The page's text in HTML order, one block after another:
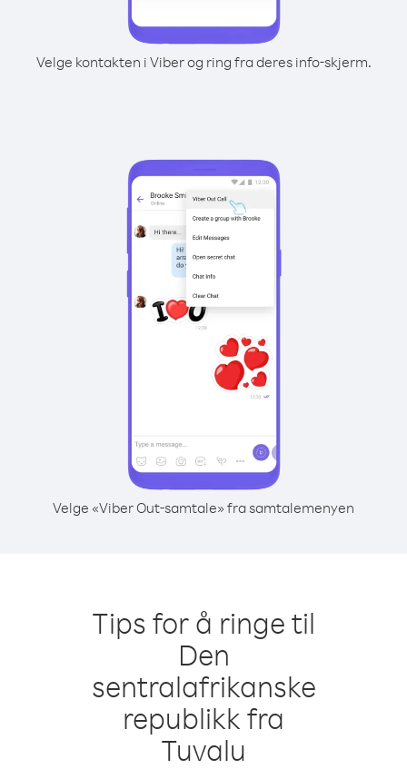
Velge kontakten i Viber og ring fra deres info-skjerm.
Velge «Viber Out-samtale» fra samtalemenyen
Tips for å ringe til
Den
sentralafrikanske
republikk fra
Tuvalu